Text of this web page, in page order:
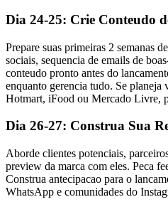
Dia 24-25: Crie Conteudo
Prepare suas primeiras 2 semanas
sociais, sequencia de emails de
conteudo pronto antes do
enquanto gerencia tudo. Se planeja
Hotmart, iFood ou Mercado Livre,
Dia 26-27: Construa Sua
Aborde clientes potenciais,
preview da marca com eles. Peca
Construa antecipacao para o
WhatsApp e comunidades do